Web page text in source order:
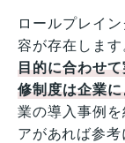
ロールプレイ
容が存在します
目的に合わせ
修制度は企業
業の導入事例
アがあれば参考